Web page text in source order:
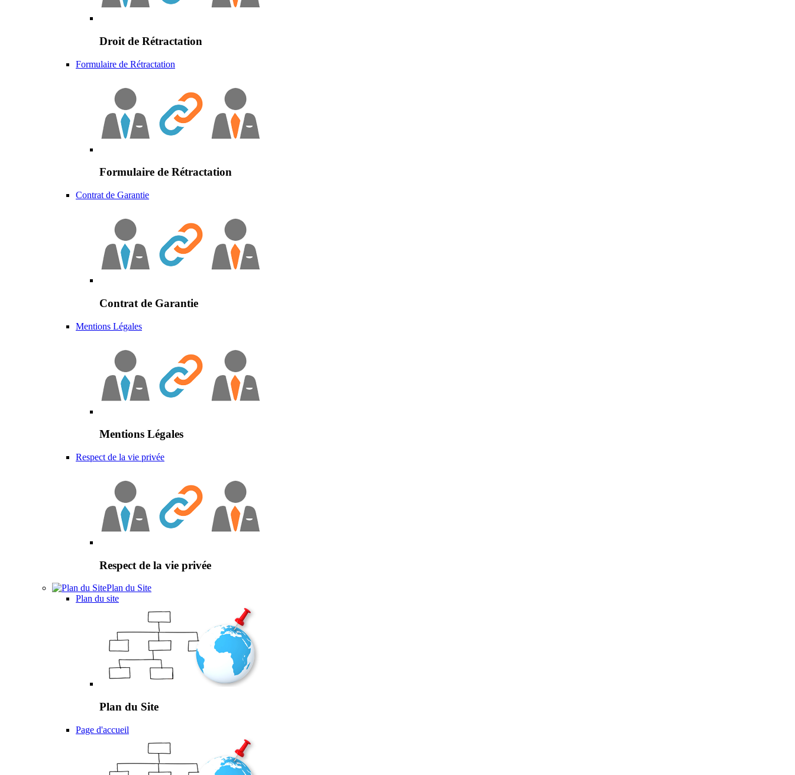
Droit de Rétractation
Formulaire de Rétractation
Formulaire de Rétractation
Contrat de Garantie
Contrat de Garantie
Mentions Légales
Mentions Légales
Respect de la vie privée
Respect de la vie privée
Plan du Site
Plan du site
Plan du Site
Page d'accueil